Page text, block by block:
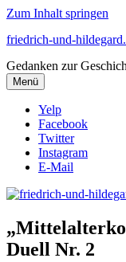
Zum Inhalt springen
friedrich-und-
Gedanken zur
Menü
Yelp
Facebook
Twitter
Instagram
E-Mail
Duell Nr. 2